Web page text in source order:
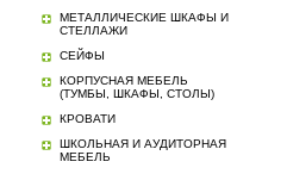
МЕТАЛЛИЧЕСКИЕ ШКАФЫ И
СТЕЛЛАЖИ
СЕЙФЫ
КОРПУСНАЯ МЕБЕЛЬ
(ТУМБЫ, ШКАФЫ, СТОЛЫ)
КРОВАТИ
ШКОЛЬНАЯ И АУДИТОРНАЯ
МЕБЕЛЬ